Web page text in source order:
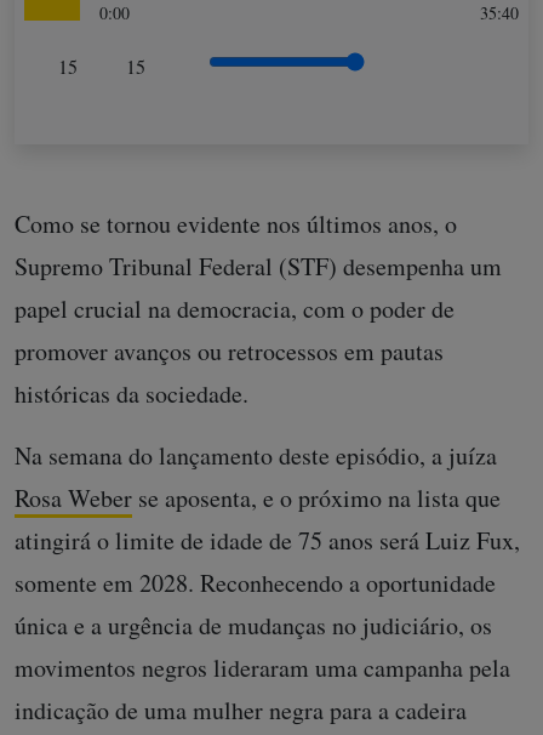
0:00 35:40
15 15
Como se tornou evidente nos últimos anos, o
Supremo Tribunal Federal (STF) desempenha um
papel crucial na democracia, com o poder de
promover avanços ou retrocessos em pautas
históricas da sociedade.
Na semana do lançamento deste episódio, a juíza
Rosa Weber se aposenta, e o próximo na lista que
atingirá o limite de idade de 75 anos será Luiz Fux,
somente em 2028. Reconhecendo a oportunidade
única e a urgência de mudanças no judiciário, os
movimentos negros lideraram uma campanha pela
indicação de uma mulher negra para a cadeira